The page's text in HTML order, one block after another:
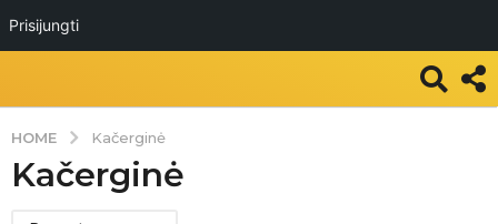
Prisijungti
HOME Kačerginė
Kačerginė